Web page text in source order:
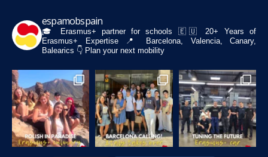
espamobspain
🎓 Erasmus+ partner for schools 🇪🇺 20+ Years of
Erasmus+ Expertise📍 Barcelona, Valencia, Canary,
Balearics 👇 Plan your next mobility